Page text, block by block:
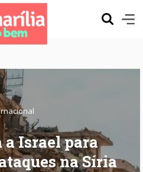
a Israel para
na Síria